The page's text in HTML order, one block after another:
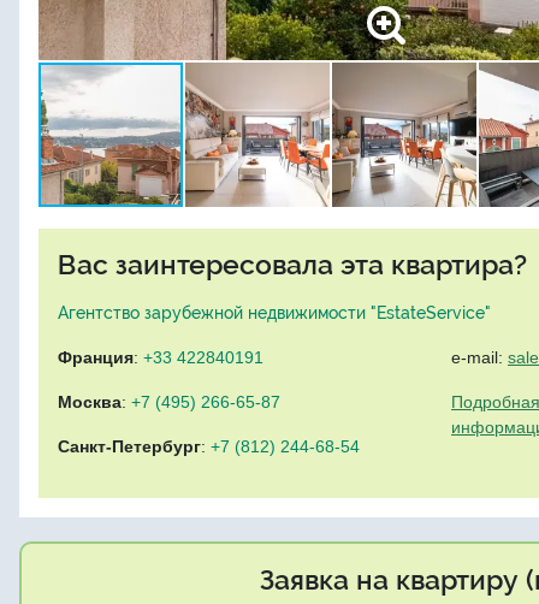
Вас заинтересовала эта квартира?
Агентство зарубежной недвижимости "EstateService"
Франция: +33 422840191
Москва: +7 (495) 266-65-87
Санкт-Петербург: +7 (812) 244-68-54
e-mail:
Заявка на квартиру